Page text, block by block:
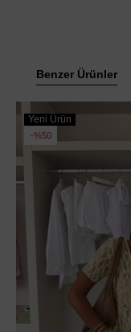
Benzer Ürünler
Yeni Ürün
%50